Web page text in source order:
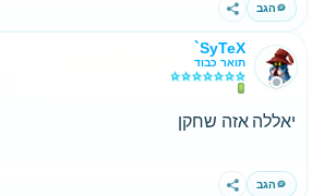
הגב שתף
`SyTeX
תואר כבוד
יאללה אזה שחקן
הגב שתף